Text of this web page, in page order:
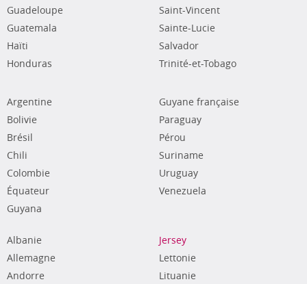
Guadeloupe
Guatemala
Haïti
Honduras
Saint-Vincent
Sainte-Lucie
Salvador
Trinité-et-Tobago
Argentine
Bolivie
Brésil
Chili
Colombie
Équateur
Guyana
Guyane française
Paraguay
Pérou
Suriname
Uruguay
Venezuela
Albanie
Allemagne
Andorre
Jersey
Lettonie
Lituanie